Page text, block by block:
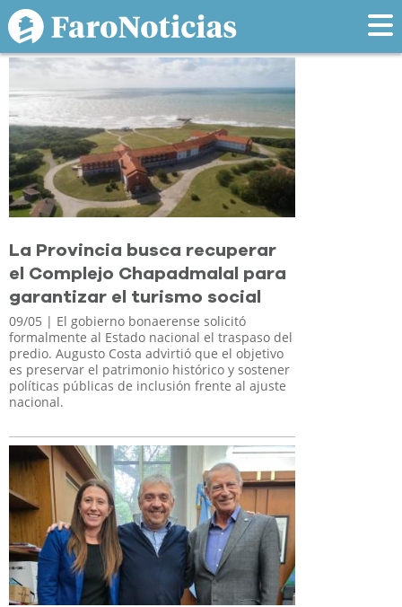
Tag: provincia
La Provincia busca recuperar
el Complejo Chapadmalal para
garantizar el turismo social
09/05 | El gobierno bonaerense solicitó
formalmente al Estado nacional el traspaso del
predio. Augusto Costa advirtió que el objetivo
es preservar el patrimonio histórico y sostener
políticas públicas de inclusión frente al ajuste
nacional.